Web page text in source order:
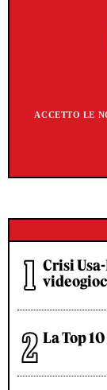
ACCETTO LE
Crisi
La Top